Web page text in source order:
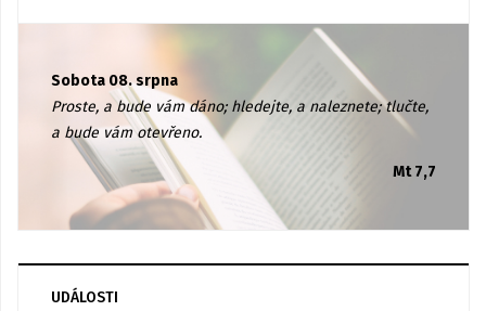
Sobota 08. srpna
Proste, a bude vám dáno; hledejte, a naleznete; tlučte,
a bude vám otevřeno.
Mt 7,7
UDÁLOSTI